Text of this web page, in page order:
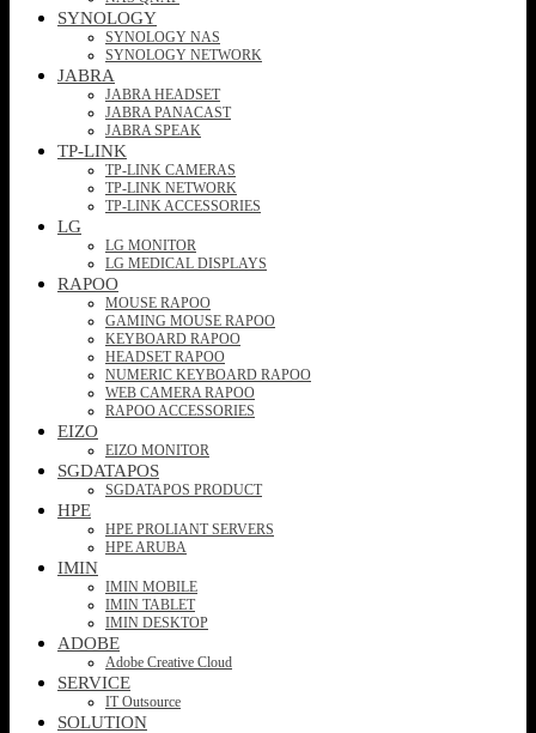
SYNOLOGY
SYNOLOGY NAS
SYNOLOGY NETWORK
JABRA
JABRA HEADSET
JABRA PANACAST
JABRA SPEAK
TP-LINK
TP-LINK CAMERAS
TP-LINK NETWORK
TP-LINK ACCESSORIES
LG
LG MONITOR
LG MEDICAL DISPLAYS
RAPOO
MOUSE RAPOO
GAMING MOUSE RAPOO
KEYBOARD RAPOO
HEADSET RAPOO
NUMERIC KEYBOARD RAPOO
WEB CAMERA RAPOO
RAPOO ACCESSORIES
EIZO
EIZO MONITOR
SGDATAPOS
SGDATAPOS PRODUCT
HPE
HPE PROLIANT SERVERS
HPE ARUBA
IMIN
IMIN MOBILE
IMIN TABLET
IMIN DESKTOP
ADOBE
Adobe Creative Cloud
SERVICE
IT Outsource
SOLUTION